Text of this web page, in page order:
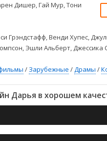
Дишер, Гай Мур, Тони
Грэндстафф, Венди Хупес,
Эшли Альберт, Джессика
/ Зарубежные /Драмы /
Дарья в хорошем